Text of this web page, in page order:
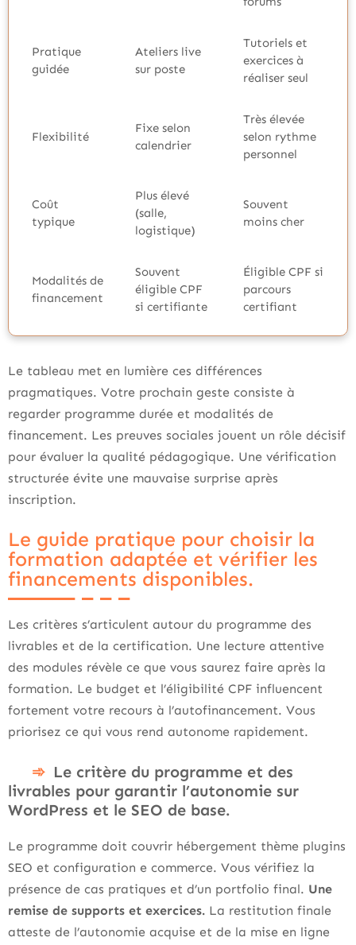
Pratique
guidée
Ateliers live
sur poste
Tutoriels et
exercices à
réaliser seul
Flexibilité
Fixe selon
calendrier
Très élevée
selon rythme
personnel
Coût
typique
Plus élevé
(salle,
logistique)
Souvent
moins cher
Modalités de
financement
Souvent
éligible CPF
si certifiante
Éligible CPF si
parcours
certifiant
Le tableau met en lumière ces différences
pragmatiques. Votre prochain geste consiste à
regarder programme durée et modalités de
financement. Les preuves sociales jouent un rôle décisif
pour évaluer la qualité pédagogique. Une vérification
structurée évite une mauvaise surprise après
inscription.
Le guide pratique pour choisir la
formation adaptée et vérifier les
financements disponibles.
Les critères s’articulent autour du programme des
livrables et de la certification. Une lecture attentive
des modules révèle ce que vous saurez faire après la
formation. Le budget et l’éligibilité CPF influencent
fortement votre recours à l’autofinancement. Vous
priorisez ce qui vous rend autonome rapidement.
Le critère du programme et des
livrables pour garantir l’autonomie sur
WordPress et le SEO de base.
Le programme doit couvrir hébergement thème plugins
SEO et configuration e commerce. Vous vérifiez la
présence de cas pratiques et d’un portfolio final. Une
remise de supports et exercices. La restitution finale
atteste de l’autonomie acquise et de la mise en ligne